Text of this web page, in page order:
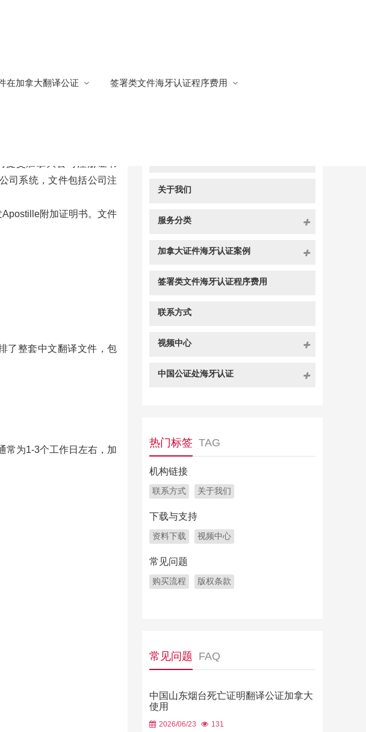
在加拿大翻译公证 签署类文件海牙认证程序费用
司系统，文件包括公司注
附加证明书。文件
了整套中文翻译文件，包
常为1-3个工作日左右，加
关于我们
服务分类
加拿大证件海牙认证案例
签署类文件海牙认证程序费用
联系方式
视频中心
中国公证处海牙认证
热门标签 TAG
机构链接
联系方式 关于我们
下载与支持
资料下载 视频中心
常见问题
购买流程 版权条款
常见问题 FAQ
中国山东烟台死亡证明翻译公证加拿大
使用
2026/06/23 131